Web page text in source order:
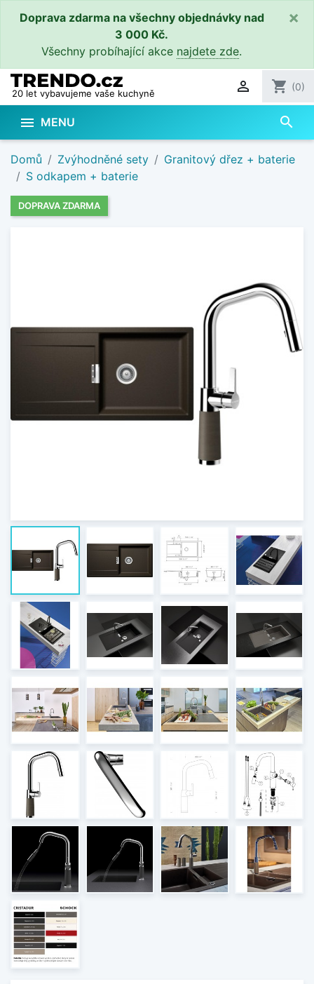
Doprava zdarma na všechny objednávky nad
3 000 Kč.
Všechny probíhající akce najdete zde.
×
20 let vybavujeme vaše kuchyně  shopping_cart (0)
 MENU search
Domů Zvýhodněné sety
Granitový dřez + baterie
S odkapem + baterie
DOPRAVA ZDARMA